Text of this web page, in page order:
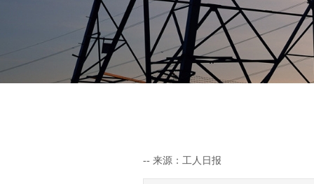
-- 来源：工人日报